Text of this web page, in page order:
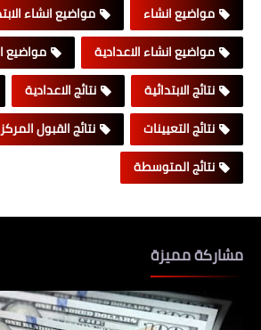
مواضيع انشاء
مواضيع انشاء
مواضيع انشاء الاعدادية
مواضيع
نتائج الابتدائية
نتائج الاعدادية
نتائج التعيينات
نتائج القبول
نتائج المتوسطة
مشاركة مميزة